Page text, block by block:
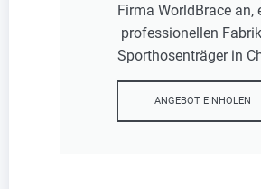
Firma WorldBrace an,
professionellen
Sporthosenträger in
ANGEBOT EINHOLEN